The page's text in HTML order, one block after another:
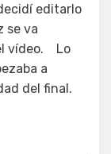
editarlo
se va
vídeo. Lo
a
del final.